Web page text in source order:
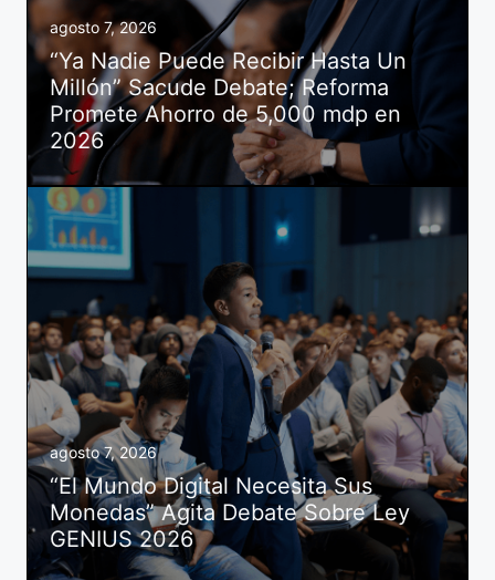
agosto 7, 2026
“Ya Nadie Puede Recibir Hasta Un
Millón” Sacude Debate; Reforma
Promete Ahorro de 5,000 mdp en
2026
agosto 7, 2026
“El Mundo Digital Necesita Sus
Monedas” Agita Debate Sobre Ley
GENIUS 2026